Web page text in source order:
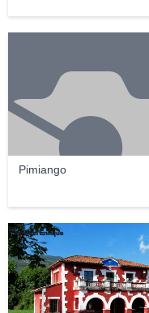
Pimiango
Valentín Enrique